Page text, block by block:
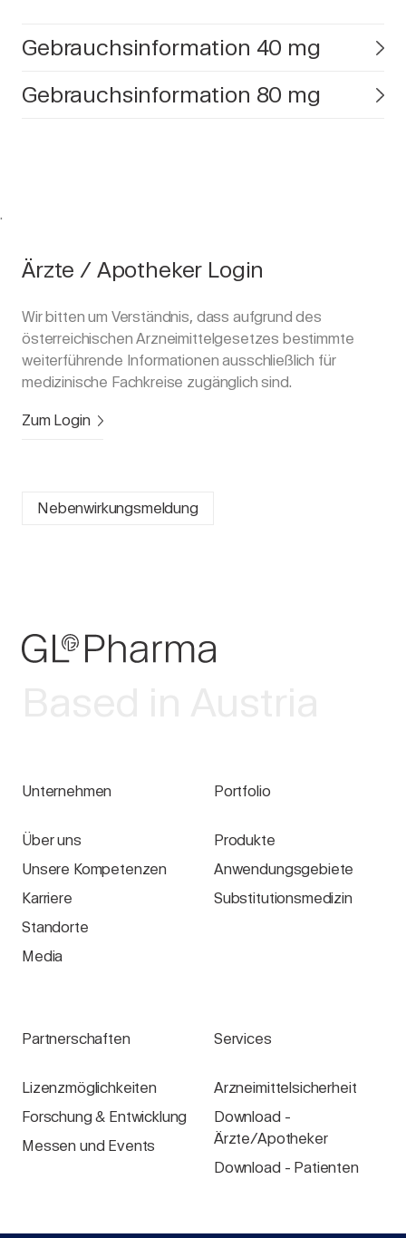
Gebrauchsinformation 40 mg
Gebrauchsinformation 80 mg
.
Ärzte / Apotheker Login
Wir bitten um Verständnis, dass aufgrund des
österreichischen Arzneimittelgesetzes bestimmte
weiterführende Informationen ausschließlich für
medizinische Fachkreise zugänglich sind.
Zum Login
Nebenwirkungsmeldung
Unternehmen
Über uns
Unsere Kompetenzen
Karriere
Standorte
Media
Portfolio
Produkte
Anwendungsgebiete
Substitutionsmedizin
Partnerschaften
Lizenzmöglichkeiten
Forschung & Entwicklung
Messen und Events
Services
Arzneimittelsicherheit
Download -
Ärzte/Apotheker
Download - Patienten